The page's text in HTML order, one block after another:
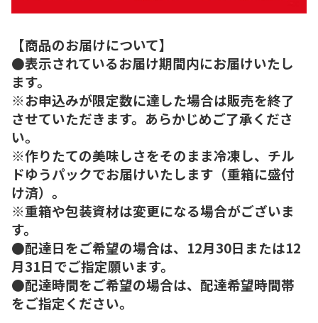
【商品のお届けについて】
●表示されているお届け期間内にお届けいたし
ます。
※お申込みが限定数に達した場合は販売を終了
させていただきます。あらかじめご了承くださ
い。
※作りたての美味しさをそのまま冷凍し、チル
ドゆうパックでお届けいたします（重箱に盛付
け済）。
※重箱や包装資材は変更になる場合がございま
す。
●配達日をご希望の場合は、12月30日または12
月31日でご指定願います。
●配達時間をご希望の場合は、配達希望時間帯
をご指定ください。